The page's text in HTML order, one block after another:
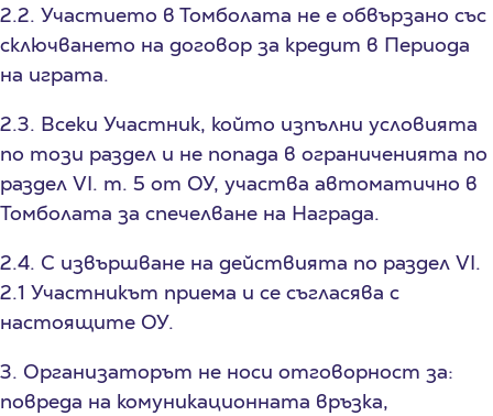
2.2. Участието в Томболата не е обвързано със
сключването на договор за кредит в Периода
на играта.
2.3. Всеки Участник, който изпълни условията
по този раздел и не попада в ограниченията по
раздел VI. т. 5 от ОУ, участва автоматично в
Томболата за спечелване на Награда.
2.4. С извършване на действията по раздел VI.
2.1 Участникът приема и се съгласява с
настоящите ОУ.
3. Организаторът не носи отговорност за:
повреда на комуникационната връзка,